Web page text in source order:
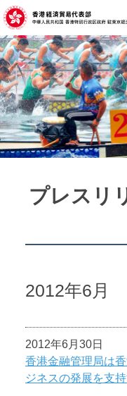
プレスリ
2012年6月
2012年6月30日
香港金融管理局は
ジネスの発展を支